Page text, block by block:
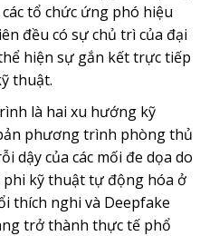
tổ chức ứng phó hiệu
đều có sự chủ trì của đại
hiện sự gắn kết trực tiếp
thuật.
là hai xu hướng kỹ
phương trình phòng thủ
dậy của các mối đe dọa do
kỹ thuật tự động hóa ở
thích nghi và Deepfake
trở thành thực tế phổ